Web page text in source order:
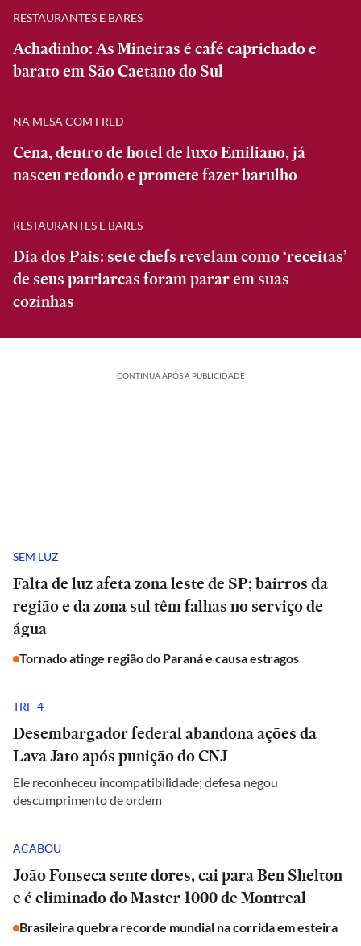
RESTAURANTES E BARES
Achadinho: As Mineiras é café caprichado e
barato em São Caetano do Sul
NA MESA COM FRED
Cena, dentro de hotel de luxo Emiliano, já
nasceu redondo e promete fazer barulho
RESTAURANTES E BARES
Dia dos Pais: sete chefs revelam como ‘receitas’
de seus patriarcas foram parar em suas
cozinhas
CONTINUA APÓS A PUBLICIDADE
SEM LUZ
Falta de luz afeta zona leste de SP; bairros da
região e da zona sul têm falhas no serviço de
água
Tornado atinge região do Paraná e causa estragos
TRF-4
Desembargador federal abandona ações da
Lava Jato após punição do CNJ
Ele reconheceu incompatibilidade; defesa negou
descumprimento de ordem
ACABOU
João Fonseca sente dores, cai para Ben Shelton
e é eliminado do Master 1000 de Montreal
Brasileira quebra recorde mundial na corrida em esteira